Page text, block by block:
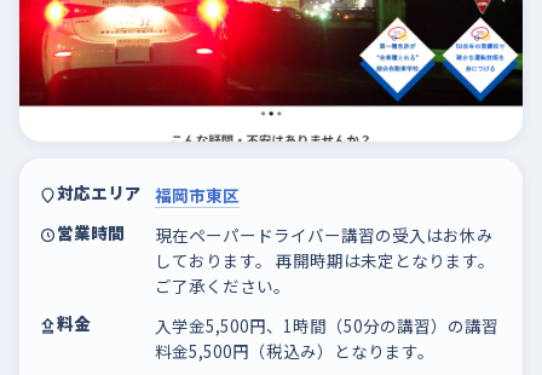
対応エリア 福岡市東区
営業時間
現在ペーパードライバー講習の受入はお休み
しております。 再開時期は未定となります。
ご了承ください。
料金
入学金5,500円、1時間（50分の講習）の講習
料金5,500円（税込み）となります。